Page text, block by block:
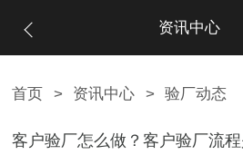
资讯中心
首页 > 资讯中心 > 验厂动态
客户验厂怎么做？客户验厂流